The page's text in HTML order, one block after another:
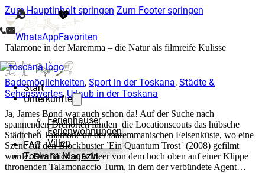
Zum Hauptinhalt springen Zum Footer springen
WhatsAppFavoriten
Start
Unterkünfte
Ferienhäuser
Ferienwohnungen
Villen
FAQ
Toskana Magazin
Talamone in der Maremma – die Natur als filmreife Kulisse
Bademöglichkeiten, Sport in der Toskana, Städte &
Sehenswertes,Urlaub in der Toskana
Ja, James Bond war auch schon da! Auf der Suche nach
spannenden Drehorten fanden die Locationscouts das hübsche
Städtchen Talamone an der maremmanischen Felsenküste, wo eine
Szene für den Blockbuster `Ein Quantum Trost´ (2008) gefilmt
wurde. Der Blick aufs Meer von dem hoch oben auf einer Klippe
thronenden Talamonaccio Turm, in dem der verbündete Agent…